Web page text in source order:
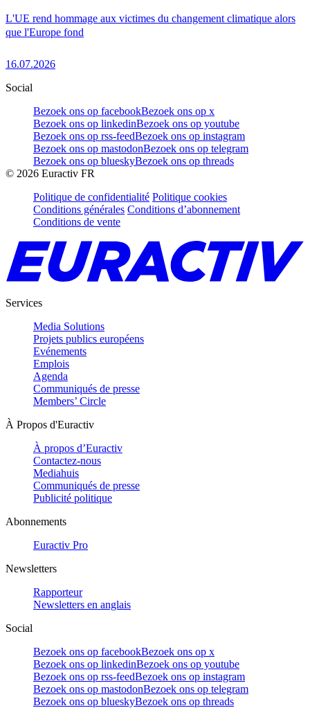
L'UE rend hommage aux victimes du changement climatique alors
que l'Europe fond
16.07.2026
Social
Bezoek ons op facebookBezoek ons op x
Bezoek ons op linkedinBezoek ons op youtube
Bezoek ons op rss-feedBezoek ons op instagram
Bezoek ons op mastodonBezoek ons op telegram
Bezoek ons op blueskyBezoek ons op threads
© 2026 Euractiv FR
Politique de confidentialité Politique cookies
Conditions générales Conditions d’abonnement
Conditions de vente
Services
Media Solutions
Projets publics européens
Evénements
Emplois
Agenda
Communiqués de presse
Members’ Circle
À Propos d'Euractiv
À propos d’Euractiv
Contactez-nous
Mediahuis
Communiqués de presse
Publicité politique
Abonnements
Euractiv Pro
Newsletters
Rapporteur
Newsletters en anglais
Social
Bezoek ons op facebookBezoek ons op x
Bezoek ons op linkedinBezoek ons op youtube
Bezoek ons op rss-feedBezoek ons op instagram
Bezoek ons op mastodonBezoek ons op telegram
Bezoek ons op blueskyBezoek ons op threads